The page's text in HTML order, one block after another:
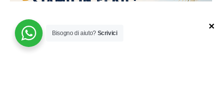
✕
Bisogno di aiuto? Scrivici